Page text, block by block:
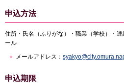
申込方法
住所・氏名（ふりがな）・職業（学校）・
ール
メールアドレス：
申込期限